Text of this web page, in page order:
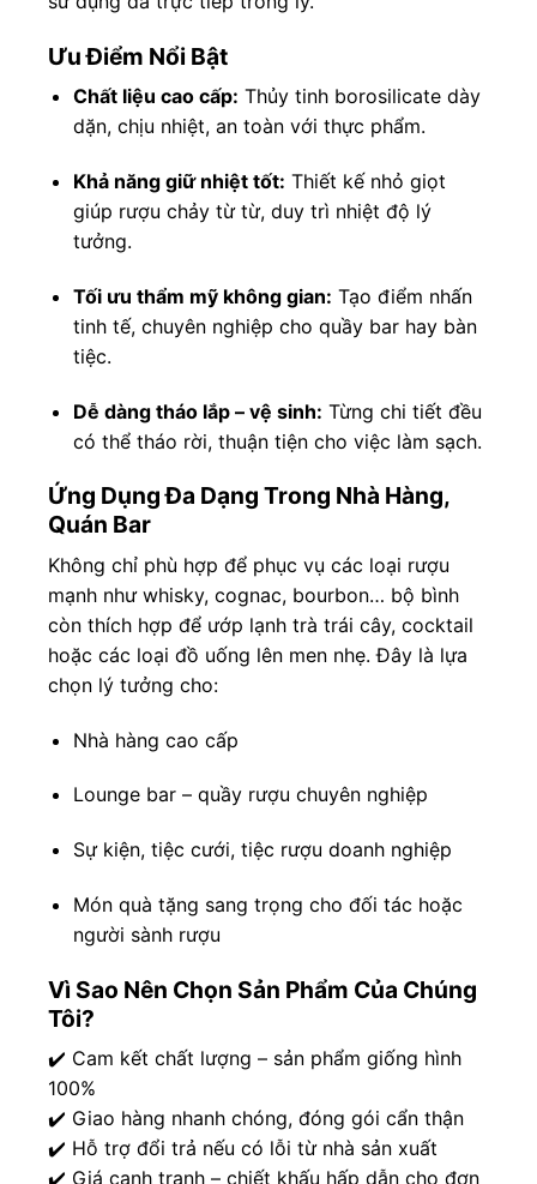
Ưu Điểm Nổi Bật
Chất liệu cao cấp: Thủy tinh borosilicate dày
dặn, chịu nhiệt, an toàn với thực phẩm.
Khả năng giữ nhiệt tốt: Thiết kế nhỏ giọt
giúp rượu chảy từ từ, duy trì nhiệt độ lý
tưởng.
Tối ưu thẩm mỹ không gian: Tạo điểm nhấn
tinh tế, chuyên nghiệp cho quầy bar hay bàn
tiệc.
Dễ dàng tháo lắp – vệ sinh: Từng chi tiết đều
có thể tháo rời, thuận tiện cho việc làm sạch.
Ứng Dụng Đa Dạng Trong Nhà Hàng,
Quán Bar
Không chỉ phù hợp để phục vụ các loại rượu
mạnh như whisky, cognac, bourbon… bộ bình
còn thích hợp để ướp lạnh trà trái cây, cocktail
hoặc các loại đồ uống lên men nhẹ. Đây là lựa
chọn lý tưởng cho:
Nhà hàng cao cấp
Lounge bar – quầy rượu chuyên nghiệp
Sự kiện, tiệc cưới, tiệc rượu doanh nghiệp
Món quà tặng sang trọng cho đối tác hoặc
người sành rượu
Vì Sao Nên Chọn Sản Phẩm Của Chúng
Tôi?
✔️ Cam kết chất lượng – sản phẩm giống hình
100%
✔️ Giao hàng nhanh chóng, đóng gói cẩn thận
✔️ Hỗ trợ đổi trả nếu có lỗi từ nhà sản xuất
✔️ Giá cạnh tranh – chiết khấu hấp dẫn cho đơn